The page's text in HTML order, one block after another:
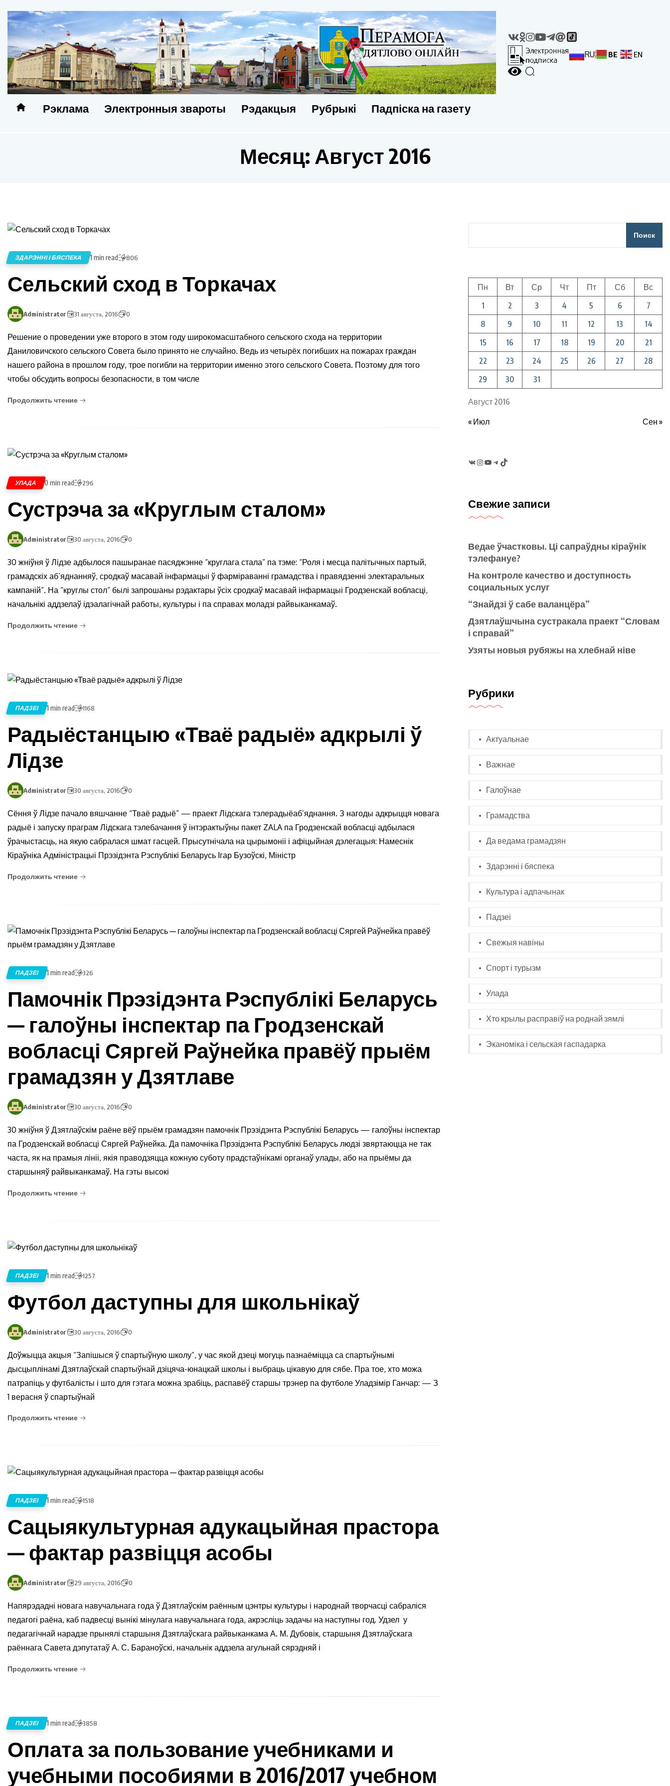
Рэклама Электронныя звароты Рэдакцыя Рубрыкi Падпіска на газету
RU BE EN
Месяц: Август 2016
ЗДАРЭННІ І БЯСПЕКА 1 min read 806
Сельский сход в Торкачах
Administrator 31 августа, 2016 0
Решение о проведении уже второго в этом году широкомасштабного сельского схода на территории
Даниловичского сельского Совета было принято не случайно. Ведь из четырёх погибших на пожарах граждан
нашего района в прошлом году, трое погибли на территории именно этого сельского Совета. Поэтому для того
чтобы обсудить вопросы безопасности, в том числе
Продолжить чтение
УЛАДА 0 min read 296
Сустрэча за «Круглым сталом»
Administrator 30 августа, 2016 0
30 жніўня ў Лідзе адбылося пашыранае пасяджэнне “круглага стала” па тэме: “Роля і месца палітычных партый,
грамадскіх аб’яднанняў, сродкаў масавай інфармацыі ў фарміраванні грамадства і правядзенні электаральных
кампаній”. На “круглы стол” былі запрошаны рэдактары ўсіх сродкаў масавай інфармацыі Гродзенскай вобласці,
начальнікі аддзелаў ідэалагічнай работы, культуры і па справах моладзі райвыканкамаў.
Продолжить чтение
ПАДЗЕІ 1 min read 1168
Радыёстанцыю «Тваё радыё» адкрылі ў
Лідзе
Administrator 30 августа, 2016 0
Сёння ў Лідзе пачало вяшчанне “Тваё радыё” — праект Лідскага тэлерадыёаб’яднання. З нагоды адкрыцця новага
радыё і запуску праграм Лідскага тэлебачання ў інтэрактыўны пакет ZALA па Гродзенскай вобласці адбылася
ўрачыстасць, на якую сабралася шмат гасцей. Прысутнічала на цырымоніі і афіцыйная дэлегацыя: Намеснік
Кіраўніка Адміністрацыі Прэзідэнта Рэспублікі Беларусь Ігар Бузоўскі, Міністр
Продолжить чтение
ПАДЗЕІ 1 min read 326
Памочнік Прэзідэнта Рэспублікі Беларусь
— галоўны інспектар па Гродзенскай
вобласці Сяргей Раўнейка правёў прыём
грамадзян у Дзятлаве
Administrator 30 августа, 2016 0
30 жніўня ў Дзятлаўскім раёне вёў прыём грамадзян памочнік Прэзідэнта Рэспублікі Беларусь — галоўны інспектар
па Гродзенскай вобласці Сяргей Раўнейка. Да памочніка Прэзідэнта Рэспублікі Беларусь людзі звяртаюцца не так
часта, як на прамыя лініі, якія праводзяцца кожную суботу прадстаўнікамі органаў улады, або на прыёмы да
старшыняў райвыканкамаў. На гэты высокі
Продолжить чтение
ПАДЗЕІ 1 min read 1257
Футбол даступны для школьнікаў
Administrator 30 августа, 2016 0
Доўжыцца акцыя “Запішыся ў спартыўную школу”, у час якой дзеці могуць пазнаёміцца са спартыўнымі
дысцыплінамі Дзятлаўскай спартыўнай дзіцяча-юнацкай школы і выбраць цікавую для сябе. Пра тое, хто можа
патрапіць у футбалісты і што для гэтага можна зрабіць, распавёў старшы трэнер па футболе Уладзімір Ганчар: — З
1 верасня ў спартыўнай
Продолжить чтение
ПАДЗЕІ 1 min read 1518
Сацыякультурная адукацыйная прастора
— фактар развіцця асобы
Administrator 29 августа, 2016 0
Напярэдадні новага навучальнага года ў Дзятлаўскім раённым цэнтры культуры і народнай творчасці сабраліся
педагогі раёна, каб падвесці вынікі мінулага навучальнага года, акрэсліць задачы на наступны год. Удзел у
педагагічнай нарадзе прынялі старшыня Дзятлаўскага райвыканкама А. М. Дубовік, старшыня Дзятлаўскага
раённага Савета дэпутатаў А. С. Бараноўскі, начальнік аддзела агульнай сярэдняй і
Продолжить чтение
ПАДЗЕІ 1 min read 3858
Оплата за пользование учебниками и
учебными пособиями в 2016/2017 учебном
Поиск
Август 2016
Пн Вт Ср Чт Пт Сб
Вс
1
2 3 4 5 6
7
8
9 10 11 12 13
14
15
16 17 18 19 20
21
22
23 24 25 26 27
28
29
30 31
« Июл Сен »
Instagram
YouTubeTelegram
TikTok
Свежие записи
Ведае ўчастковы. Ці сапраўдны кіраўнік
тэлефануе?
На контроле качество и доступность
социальных услуг
“Знайдзі ў сабе валанцёра”
Дзятлаўшчына сустракала праект “Словам
і справай”
Узяты новыя рубяжы на хлебнай ніве
Рубрики
Актуальнае
Важнае
Галоўнае
Грамадства
Да ведама грамадзян
Здарэнні і бяспека
Культура і адпачынак
Падзеі
Свежыя навіны
Спорт і турызм
Улада
Хто крылы расправіў на роднай зямлі
Эканоміка і сельская гаспадарка